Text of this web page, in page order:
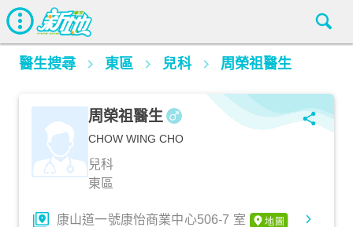
醫生搜尋 東區 兒科 周榮祖醫生
周榮祖醫生
CHOW WING CHO
兒科
東區
康山道一號康怡商業中心506-7 室